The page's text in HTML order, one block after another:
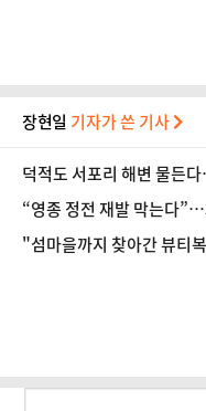
장현일 기자가 쓴 기사
덕적도 서포리 해변 물든
“영종 정전 재발 막는다
"섬마을까지 찾아간 뷰티